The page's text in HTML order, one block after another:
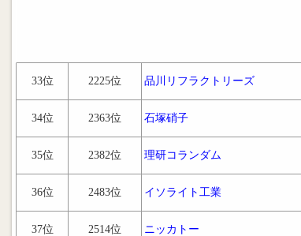
33位 2225位 品川リフラクトリーズ
34位 2363位 石塚硝子
35位 2382位 理研コランダム
36位 2483位 イソライト工業
37位 2514位 ニッカトー